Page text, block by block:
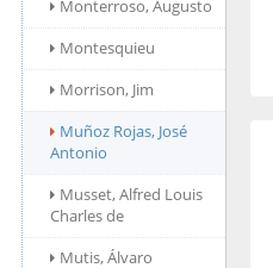
Monterroso, Augusto
Montesquieu
Morrison, Jim
Muñoz Rojas, José
Antonio
Musset, Alfred Louis
Charles de
Mutis, Álvaro